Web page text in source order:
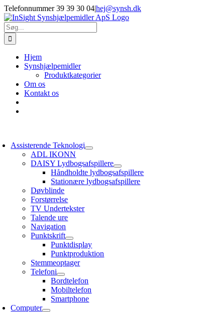
Skip
to
content
Telefonnummer 39 39 30 04|hej@synsh.dk
Søg
efter:
Hjem
Synshjælpemidler
Produktkategorier
Om os
Kontakt os
Assisterende Teknologi
ADL IKONN
DAISY Lydbogsafspillere
Håndholdte lydbogsafspillere
Stationære lydbogsafspillere
Døvblinde
Forstørrelse
TV Undertekster
Talende ure
Navigation
Punktskrift
Punktdisplay
Punktproduktion
Stemmeoptager
Telefoni
Bordtelefon
Mobiltelefon
Smartphone
Computer